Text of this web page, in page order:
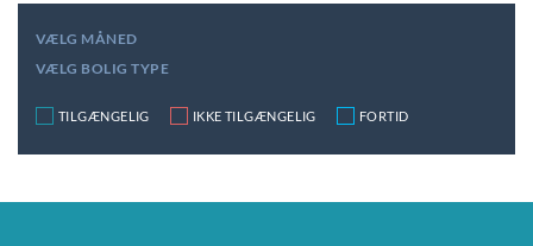
VÆLG MÅNED
VÆLG BOLIG TYPE
TILGÆNGELIG IKKE TILGÆNGELIG FORTID